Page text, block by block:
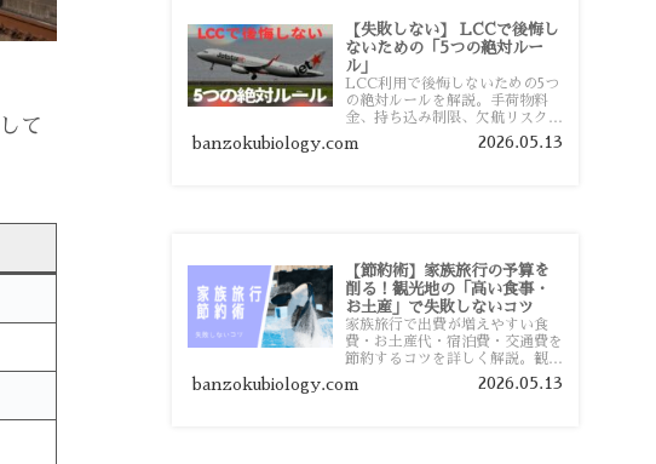
して
【失敗しない】 LCCで後悔し
ないための「5つの絶対ルー
ル」
LCC利用で後悔しないための5つ
の絶対ルールを解説。手荷物料
金、持ち込み制限、欠航リスク、
時間厳守など、格安航空会社を利
用する前に知っておきたい注意点
banzokubiology.com 2026.05.13
【節約術】家族旅行の予算を
削る！観光地の「高い食事・
お土産」で失敗しないコツ
家族旅行で出費が増えやすい食
費・お土産代・宿泊費・交通費を
節約するコツを詳しく解説。観光
地価格を避ける方法や、早割・ス
ーパー活用術、予算管理のポイン
banzokubiology.com 2026.05.13